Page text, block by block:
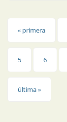
Páginas
« primera
5 6
última »